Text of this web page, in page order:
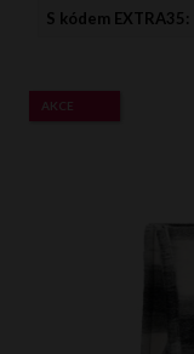
S kódem EXTRA35:
AKCE